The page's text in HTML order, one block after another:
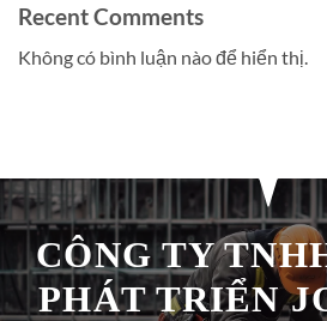
Recent Comments
Không có bình luận nào để hiển thị.
CÔNG TY
PHÁT TRIỂN